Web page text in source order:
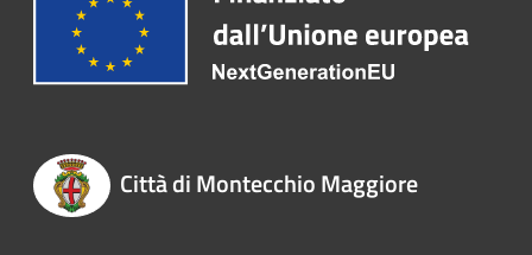
Città di Montecchio Maggiore